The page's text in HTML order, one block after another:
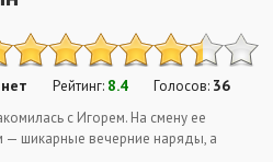
нет Рейтинг: 8.4 Голосов: 36
с Игорем. На смену ее
— шикарные вечерние наряды, а